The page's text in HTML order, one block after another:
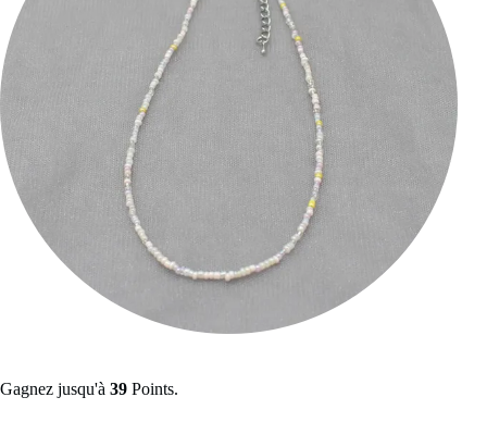
Gagnez jusqu'à 39 Points.